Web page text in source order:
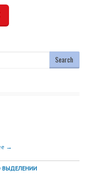
→
ВЫДЕЛЕНИИ